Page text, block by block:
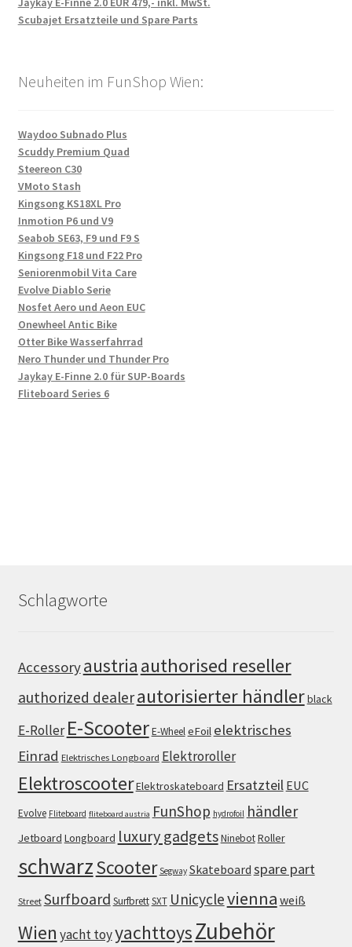
Scubajet Ersatzteile und Spare Parts
Neuheiten im FunShop Wien:
Waydoo Subnado Plus
Scuddy Premium Quad
Steereon C30
VMoto Stash
Kingsong KS18XL Pro
Inmotion P6 und V9
Seabob SE63, F9 und F9 S
Kingsong F18 und F22 Pro
Seniorenmobil Vita Care
Evolve Diablo Serie
Nosfet Aero und Aeon EUC
Onewheel Antic Bike
Otter Bike Wasserfahrrad
Nero Thunder und Thunder Pro
Jaykay E-Finne 2.0 für SUP-Boards
Fliteboard Series 6
Schlagworte
Accessoryaustria authorised reseller
authorized dealerautorisierter händlerblack
E-Roller E-ScooterE-WheeleFoil elektrisches
Einrad Elektrisches Longboard Elektroroller
ElektroscooterElektroskateboard Ersatzteil EUC
Evolve Fliteboard fliteboard austria FunShop hydrofoil händler
Jetboard Longboard luxury gadgetsNinebotRoller
schwarzScooter Segway Skateboard spare part
Street Surfboard SurfbrettSXT Unicyclevienna weiß
Wien yacht toyyachttoysZubehör